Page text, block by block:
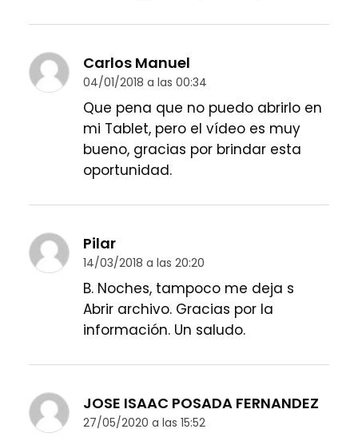
Carlos Manuel
04/01/2018 a las 00:34
Que pena que no puedo abrirlo en
mi Tablet, pero el vídeo es muy
bueno, gracias por brindar esta
oportunidad.
Pilar
14/03/2018 a las 20:20
B. Noches, tampoco me deja s
Abrir archivo. Gracias por la
información. Un saludo.
JOSE ISAAC POSADA FERNANDEZ
27/05/2020 a las 15:52